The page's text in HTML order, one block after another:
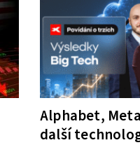
Alphabet,
další